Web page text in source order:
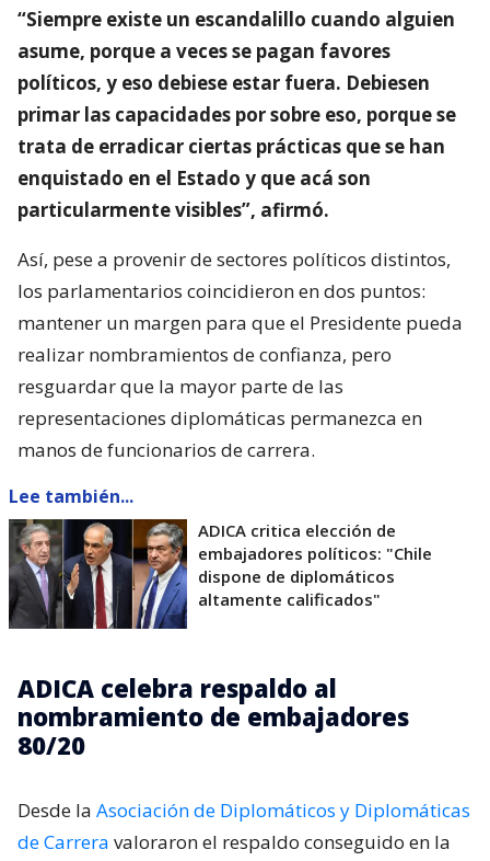
“Siempre existe un escandalillo cuando alguien
asume, porque a veces se pagan favores
políticos, y eso debiese estar fuera. Debiesen
primar las capacidades por sobre eso, porque se
trata de erradicar ciertas prácticas que se han
enquistado en el Estado y que acá son
particularmente visibles”, afirmó.
Así, pese a provenir de sectores políticos distintos,
los parlamentarios coincidieron en dos puntos:
mantener un margen para que el Presidente pueda
realizar nombramientos de confianza, pero
resguardar que la mayor parte de las
representaciones diplomáticas permanezca en
manos de funcionarios de carrera.
Lee también...
ADICA critica elección de
embajadores políticos: "Chile
dispone de diplomáticos
altamente calificados"
ADICA celebra respaldo al
nombramiento de embajadores
80/20
Desde la Asociación de Diplomáticos y Diplomáticas
de Carrera valoraron el respaldo conseguido en la